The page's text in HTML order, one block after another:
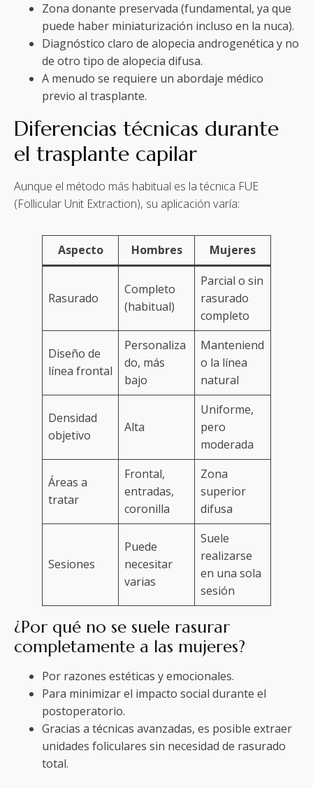
Zona donante preservada (fundamental, ya que
puede haber miniaturización incluso en la nuca).
Diagnóstico claro de alopecia androgenética y no
de otro tipo de alopecia difusa.
A menudo se requiere un abordaje médico
previo al trasplante.
Diferencias técnicas durante
el trasplante capilar
Aunque el método más habitual es la técnica FUE
(Follicular Unit Extraction), su aplicación varía:
Aspecto Hombres Mujeres
Rasurado
Completo
(habitual)
Parcial o sin
rasurado
completo
Diseño de
línea frontal
Personaliza
do, más
bajo
Manteniend
o la línea
natural
Densidad
objetivo
Alta
Uniforme,
pero
moderada
Áreas a
tratar
Frontal,
entradas,
coronilla
Zona
superior
difusa
Sesiones
Puede
necesitar
varias
Suele
realizarse
en una sola
sesión
¿Por qué no se suele rasurar
completamente a las mujeres?
Por razones estéticas y emocionales.
Para minimizar el impacto social durante el
postoperatorio.
Gracias a técnicas avanzadas, es posible extraer
unidades foliculares sin necesidad de rasurado
total.